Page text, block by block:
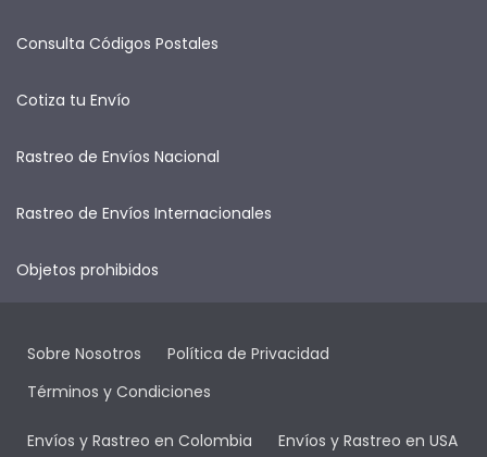
Consulta Códigos Postales
Cotiza tu Envío
Rastreo de Envíos Nacional
Rastreo de Envíos Internacionales
Objetos prohibidos
Sobre Nosotros
Política de Privacidad
Términos y Condiciones
Envíos y Rastreo en Colombia Envíos y Rastreo en USA